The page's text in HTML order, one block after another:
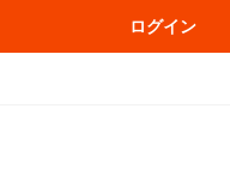
ログイン